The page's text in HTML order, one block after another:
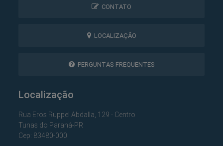
CONTATO
LOCALIZAÇÃO
PERGUNTAS FREQUENTES
Localização
Rua Eros Ruppel Abdalla, 129 - Centro
Tunas do Paraná-PR
Cep: 83480-000